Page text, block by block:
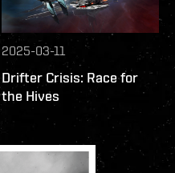
2025-03-11
Drifter Crisis: Race for
the Hives